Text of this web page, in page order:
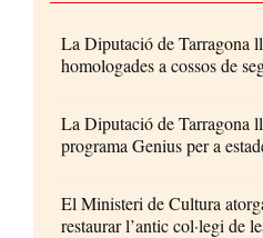
La Diputació de Tarragona
homologades a cossos de
La Diputació de Tarragona
programa Genius per a
El Ministeri de Cultura
restaurar l’antic col·legi de